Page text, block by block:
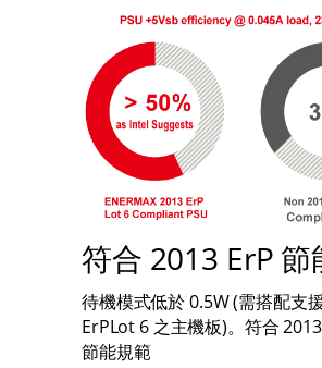
符合 2013 ErP 節
待機模式低於 0.5W (需搭配支
ErPLot 6 之主機板)。符合
節能規範